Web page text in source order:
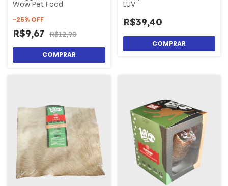
Wow Pet Food
-25% OFF
R$9,67 R$12,90
LUV
R$39,40